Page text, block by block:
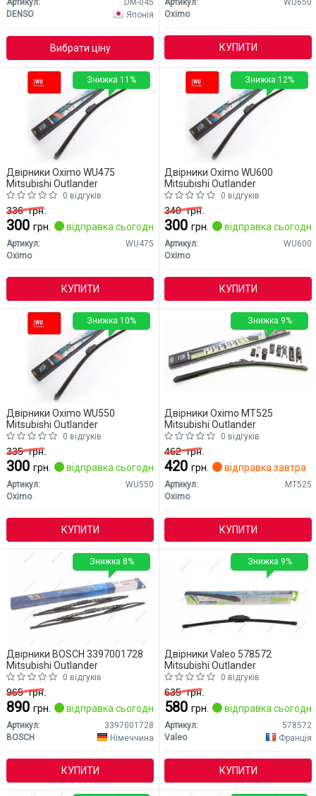
Артикул:
DM-045
DENSO
Японія
Вибрати ціну
Артикул:
WU650
Oximo
КУПИТИ
Двірники Oximo WU475
Mitsubishi Outlander
0 відгуків
336грн.
300 грн. відправка сьогодні
Артикул:
WU475
Oximo
КУПИТИ
Знижка 11%
Двірники Oximo WU600
Mitsubishi Outlander
0 відгуків
340грн.
300 грн. відправка сьогодні
Артикул:
WU600
Oximo
КУПИТИ
Знижка 12%
Двірники Oximo WU550
Mitsubishi Outlander
0 відгуків
335грн.
300 грн. відправка сьогодні
Артикул:
WU550
Oximo
КУПИТИ
Знижка 10%
Двірники Oximo MT525
Mitsubishi Outlander
0 відгуків
462грн.
420 грн. відправка завтра
Артикул:
MT525
Oximo
КУПИТИ
Знижка 9%
Двірники BOSCH 3397001728
Mitsubishi Outlander
0 відгуків
965грн.
890 грн. відправка сьогодні
Артикул:
3397001728
BOSCH
Німеччина
КУПИТИ
Знижка 8%
Двірники Valeo 578572
Mitsubishi Outlander
0 відгуків
635грн.
580 грн. відправка сьогодні
Артикул:
578572
Valeo
Франція
КУПИТИ
Знижка 9%